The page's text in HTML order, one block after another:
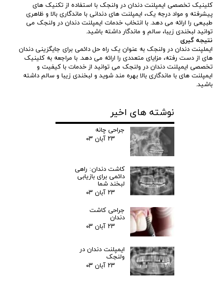
کلینیک تخصصی ایمپلنت دندان در ولنجک با استفاده از تکنیک های
پیشرفته و مواد درجه یک، ایمپلنت های دندانی با ماندگاری بالا و ظاهری
طبیعی را ارائه می دهد. با انتخاب خدمات ایمپلنت دندان در ولنجک می
توانید لبخندی زیبا، سالم و ماندگار داشته باشید.
نتیجه گیری
ایملپنت دندان در ولنجک به عنوان یک راه حل دائمی برای جایگزینی دندان
های از دست رفته، مزایای متعددی را ارائه می دهد. با مراجعه به کلینیک
تخصصی ایمپلنت دندان در ولنجک می توانید از خدمات با کیفیت و
ایمپلنت های با ماندگاری بالا بهره مند شوید و لبخندی زیبا و سالم داشته
باشید.
نوشته های اخیر
جراحی چانه
۲۳ آبان ۰۳
کاشت دندان: راهی
دائمی برای بازیابی
لبخند شما
۲۳ آبان ۰۳
جراحی کاشت
دندان
۲۳ آبان ۰۳
ایمپلنت دندان در
ولنجک
۲۳ آبان ۰۳